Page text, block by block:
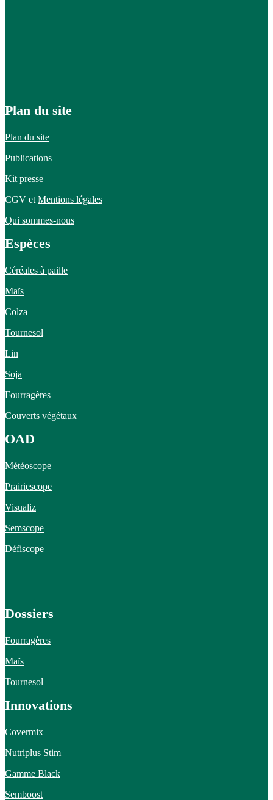
Plan du site
Plan du site
Publications
Kit presse
CGV et Mentions légales
Qui sommes-nous
Espèces
Céréales à paille
Maïs
Colza
Tournesol
Lin
Soja
Fourragères
Couverts végétaux
OAD
Météoscope
Prairiescope
Visualiz
Semscope
Défiscope
Dossiers
Fourragères
Maïs
Tournesol
Innovations
Covermix
Nutriplus Stim
Gamme Black
Semboost